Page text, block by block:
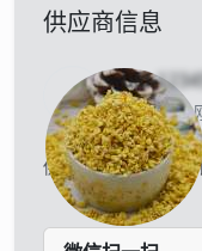
供应商信息
uid-
当前离线
供应商的联系方式仅